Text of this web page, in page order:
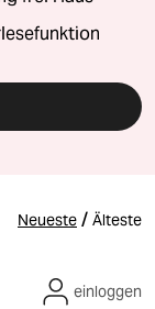
Neueste / Älteste
einloggen